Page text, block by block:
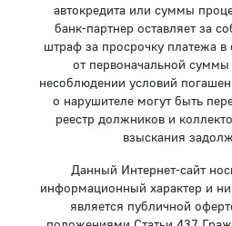
автокредита или суммы
банк-партнер оставляет за
штраф за просрочку платежа
от первоначальной суммы
несоблюдении условий
о нарушителе могут быть
реестр должников и
взыскания
Данный Интернет-сайт
информационный характер и
является публичной